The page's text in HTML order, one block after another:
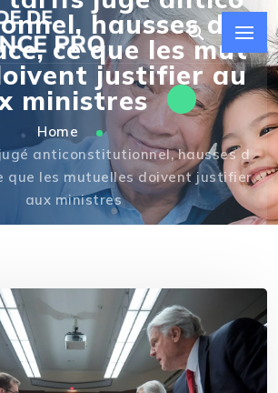
hausses déj
ce que les mut
justifier au
ministres
Home
anticonstitutionnel, hausses d
que les mutuelles doivent justifier
aux ministres